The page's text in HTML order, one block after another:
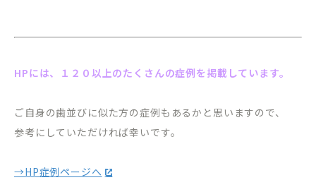
HPには、１２０以上のたくさんの症例を掲載しています。
ご自身の歯並びに似た方の症例もあるかと思いますので、
参考にしていただければ幸いです。
→HP症例ページへ